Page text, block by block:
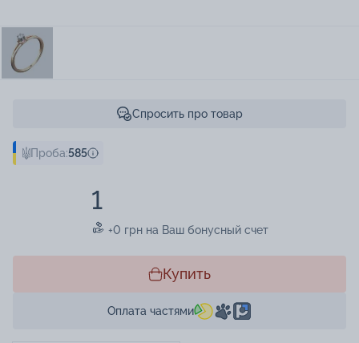
Спросить про товар
Проба:585
1
+0 грн на Ваш бонусный счет
Купить
Оплата частями